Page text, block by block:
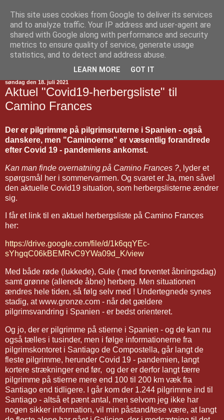
Jakobsvejen
søndag den 18. juli 2021
Aktuel "Covid19-herbergsliste" til
Camino Frances
Der er pilgrimme på pilgrimsruterne i Spanien - også
danskere, men "Caminoerne" er væsentlig forandrede
efter Covid 19 - pandemiens ankomst.
Kan man finde overnatning på Camino Frances ?, lyder et
spørgsmål her i sommervarmen. Og svaret er Ja, men såvel
den aktuelle Covid19 situation, som herbergslisterne ændrer
sig.
I får et link til en aktuel herbergsliste på Camino Frances
her:
https://drive.google.com/file/d/1k6qqYEc-
sYhgqC06kBEMRvC9YWa09d_K/view
Med både røde (lukkede), Gule ( med forventet åbningsdag)
samt grønne (allerede åbne) herberg. Men situationen
ændres hele tiden, så følg selv med ! Undertegnede synes
stadig, at www.gronze.com - når det gældere
pilgrimsvandring i Spanien - er bedst orienteret.
Og jo, der er pilgrimme på stierne i Spanien - og de kan nu
også tælles i tusinder, men i følge informationerne fra
pilgrimskontoret i Santiago de Compostella, går langt de
fleste pilgrimme, herunder Covid 19 - pandemien, langt
kortere strækninger end før, og der er derfor langt færre
pilgrimme på stierne mere end 100 til 200 km væk fra
Santiago end tidligere. I går kom der 1.244 pilgrimme ind til
Santiago - altså et pænt antal, men selvom jeg ikke har
nogen sikker information, vil min påstand/tese være, at langt
This site uses cookies from Google to deliver its services
and to analyze traffic. Your IP address and user-agent are
shared with Google along with performance and security
metrics to ensure quality of service, generate usage
statistics, and to detect and address abuse.
LEARN MORE GOT IT